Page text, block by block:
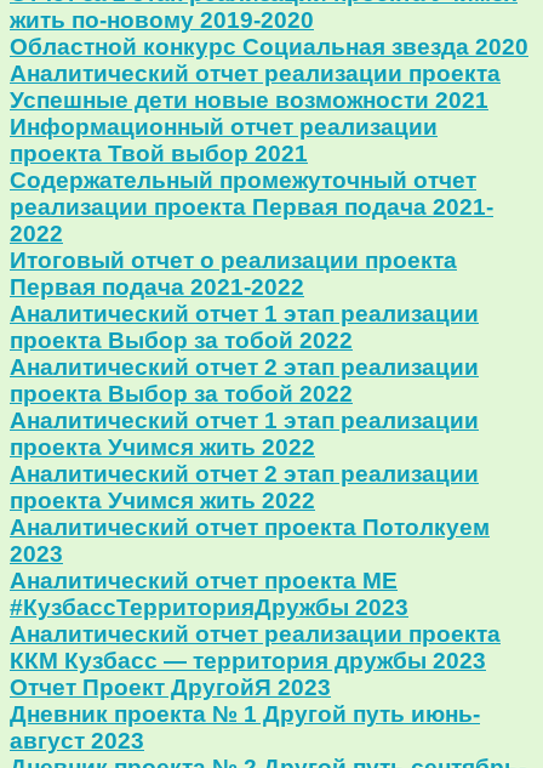
жить по-новому 2019-2020
Областной конкурс Социальная звезда 2020
Аналитический отчет реализации проекта
Успешные дети новые возможности 2021
Информационный отчет реализации
проекта Твой выбор 2021
Содержательный промежуточный отчет
реализации проекта Первая подача 2021-
2022
Итоговый отчет о реализации проекта
Первая подача 2021-2022
Аналитический отчет 1 этап реализации
проекта Выбор за тобой 2022
Аналитический отчет 2 этап реализации
проекта Выбор за тобой 2022
Аналитический отчет 1 этап реализации
проекта Учимся жить 2022
Аналитический отчет 2 этап реализации
проекта Учимся жить 2022
Аналитический отчет проекта Потолкуем
2023
Аналитический отчет проекта МЕ
#КузбассТерриторияДружбы 2023
Аналитический отчет реализации проекта
ККМ Кузбасс — территория дружбы 2023
Отчет Проект ДругойЯ 2023
Дневник проекта № 1 Другой путь июнь-
август 2023